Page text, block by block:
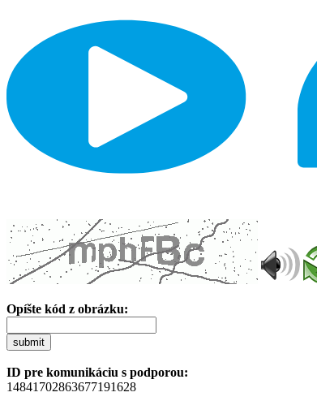
Opíšte kód z obrázku:
submit
ID pre komunikáciu s podporou:
14841702863677191628